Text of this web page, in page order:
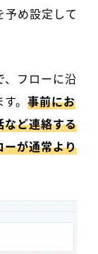
予め設定して
、フローに沿
す。事前にお
など連絡する
ーが通常より